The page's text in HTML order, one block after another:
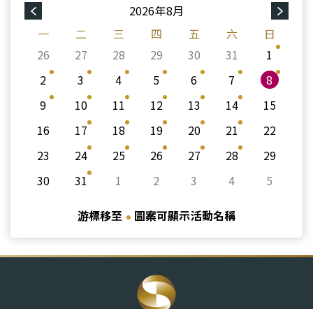
2026年8月
一
二 三 四 五 六
日
26
27 28 29 30 31
1
2
3 4 5 6 7
8
9
10 11 12 13 14
15
16
17 18 19 20 21
22
23
24 25 26 27 28
29
30
31 1 2 3 4 5
游標移至 圖案可顯示活動名稱